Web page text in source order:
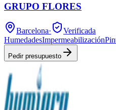
GRUPO FLORES
Barcelona·
Verificada
HumedadesImpermeabilización
Pedir presupuesto